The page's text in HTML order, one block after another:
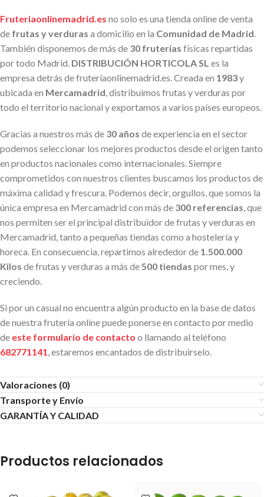
Fruteriaonlinemadrid.es no solo es una tienda online de venta
de frutas y verduras a domicilio en la Comunidad de Madrid
También disponemos de más de 30 fruterías físicas repartidas
por todo Madrid. DISTRIBUCIÓN HORTICOLA SL es la
empresa detrás de fruteríaonlinemadrid.es. Creada en 1983y
ubicada en Mercamadrid , distribuimos frutas y verduras por
todo el territorio nacional y exportamos a varios países europeos.
Gracias a nuestros más de 30 años de experiencia en el sector
podemos seleccionar los mejores productos desde el origen tanto
en productos nacionales como internacionales. Siempre
comprometidos con nuestros clientes buscamos los productos de
máxima calidad y frescura. Podemos decir, orgullos, que somos la
única empresa en Mercamadrid con más de 300 referencias , que
nos permiten ser el principal distribuidor de frutas y verduras en
Mercamadrid, tanto a pequeñas tiendas como a hostelería y
horeca. En consecuencia, repartimos alrededor de 1.500.000
Kilos de frutas y verduras a más de 500 tiendas por mes, y
creciendo.
Si por un casual no encuentra algún producto en la base de datos
de nuestra frutería online puede ponerse en contacto por medio
de este formulario de contacto o llamando al teléfono
682771141 , estaremos encantados de distribuirselo.
Valoraciones (0)
Transporte y Envío
GARANTÍA Y CALIDAD
Productos relacionados